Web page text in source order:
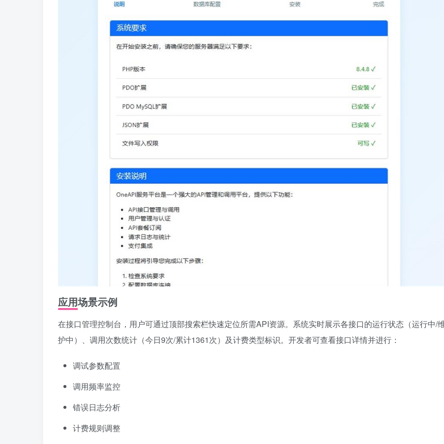
应用场景示例
在接口管理控制台，用户可通过顶部搜索栏快速定位所需API资源。系统实时展示各接口的运行状态（运行中/
护中）、调用次数统计（今日9次/累计1361次）及计费类型标识。开发者可查看接口详情并进行：
调试参数配置
调用频率监控
错误日志分析
计费规则调整